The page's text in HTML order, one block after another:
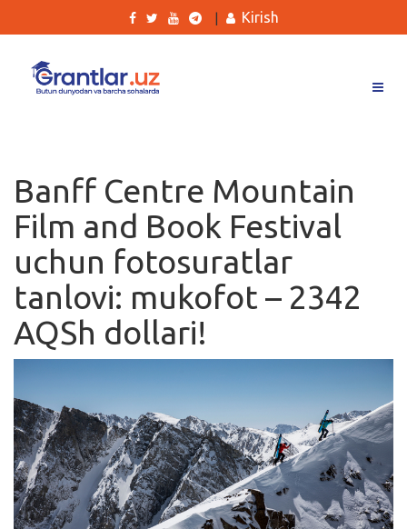
Ishlar
Kurslar
Blog
Yana
Qidirish
Kirish
Kirish
Banff Centre Mountain
Film and Book Festival
uchun fotosuratlar
tanlovi: mukofot – 2342
AQSh dollari!